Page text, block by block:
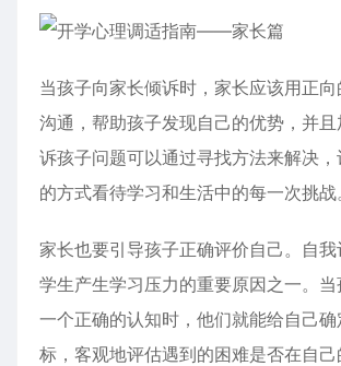
当孩子向家长倾诉时，家长应该用正
沟通，帮助孩子发现自己的优势，并
诉孩子问题可以通过寻找方法来解决
的方式看待学习和生活中的每一次挑战
家长也要引导孩子正确评价自己。自
学生产生学习压力的重要原因之一。
一个正确的认知时，他们就能给自己确
标，客观地评估遇到的困难是否在自